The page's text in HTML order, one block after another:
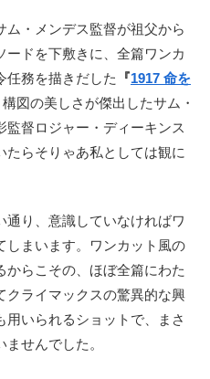
・メンデス監督が祖父から
ードを下敷きに、全篇ワンカ
任務を描きだした
『1917 命を
構図の美しさが傑出したサム・
監督ロジャー・ディーキンス
たらそりゃあ私としては観に
り、意識していなければワ
しまいます。ワンカット風の
らこその、ほぼ全篇にわた
クライマックスの驚異的な興
いられるショットで、まさ
せんでした。